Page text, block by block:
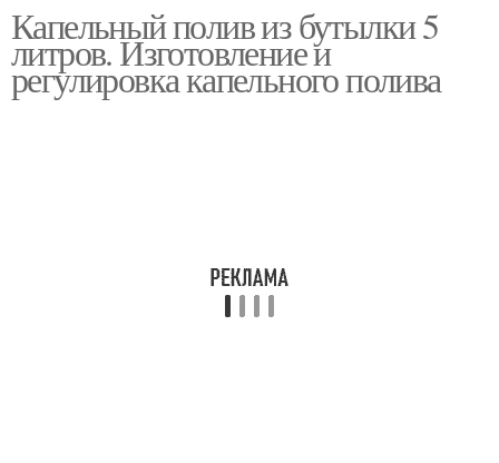
Равномерный полив Литровые бутылки
Капельный полив из бутылки 5
литров. Изготовление и
регулировка капельного полива